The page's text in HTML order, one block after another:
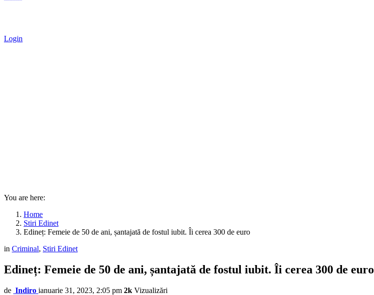
Login
You are here:
Home
Stiri Edinet
Edineț: Femeie de 50 de ani, șantajată de fostul iubit. Îi cerea 300 de euro
in Criminal, Stiri Edinet
Edineț: Femeie de 50 de ani, șantajată de fostul iubit. Îi cerea 300 de euro
de Indiro ianuarie 31, 2023, 2:05 pm 2k Vizualizări